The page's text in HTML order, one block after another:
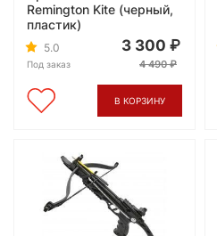
Remington Kite (черный,
пластик)
5.0
Под заказ
3 300
4 490
В КОРЗИНУ